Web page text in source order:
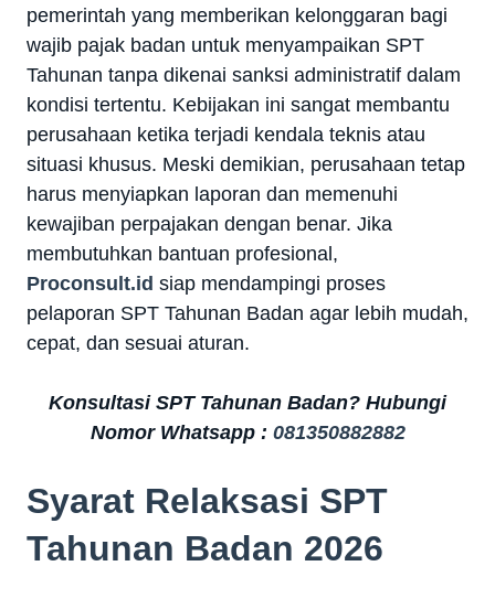
pemerintah yang memberikan kelonggaran bagi
wajib pajak badan untuk menyampaikan SPT
Tahunan tanpa dikenai sanksi administratif dalam
kondisi tertentu. Kebijakan ini sangat membantu
perusahaan ketika terjadi kendala teknis atau
situasi khusus. Meski demikian, perusahaan tetap
harus menyiapkan laporan dan memenuhi
kewajiban perpajakan dengan benar. Jika
membutuhkan bantuan profesional,
Proconsult.id siap mendampingi proses
pelaporan SPT Tahunan Badan agar lebih mudah,
cepat, dan sesuai aturan.
Konsultasi SPT Tahunan Badan? Hubungi
Nomor Whatsapp : 081350882882
Syarat Relaksasi SPT
Tahunan Badan 2026